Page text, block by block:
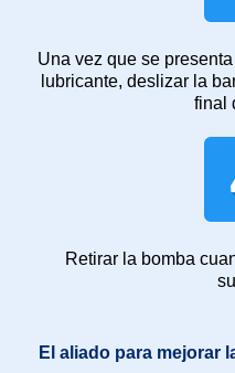
Una vez que se
lubricante, deslizar la
final
Retirar la bomba
El aliado para mejorar